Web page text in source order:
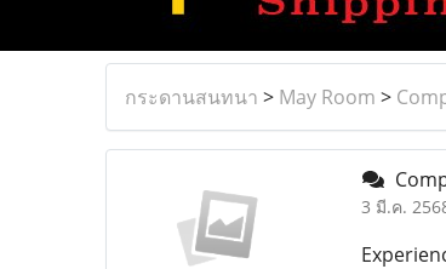
กระดานสนทนา > May Room >
3 มี.ค.